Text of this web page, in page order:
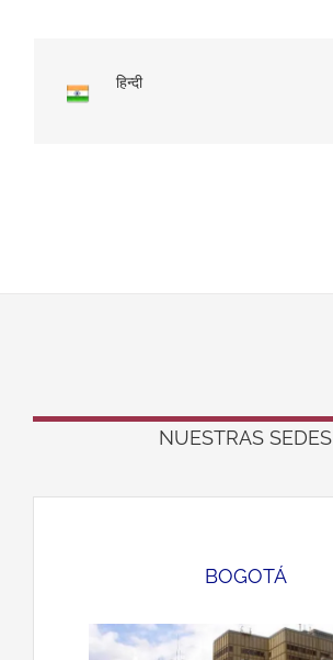
हिन्दी
NUESTRAS SEDES
BOGOTÁ